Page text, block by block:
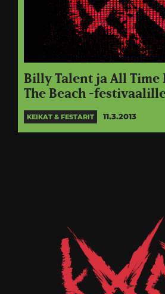
Billy Talent ja All Time
The Beach -
KEIKAT & FESTARIT 11.3.2013